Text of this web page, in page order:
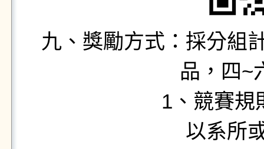
九、獎勵方式：採分組
品，四~
1、競賽規則：每
以系所